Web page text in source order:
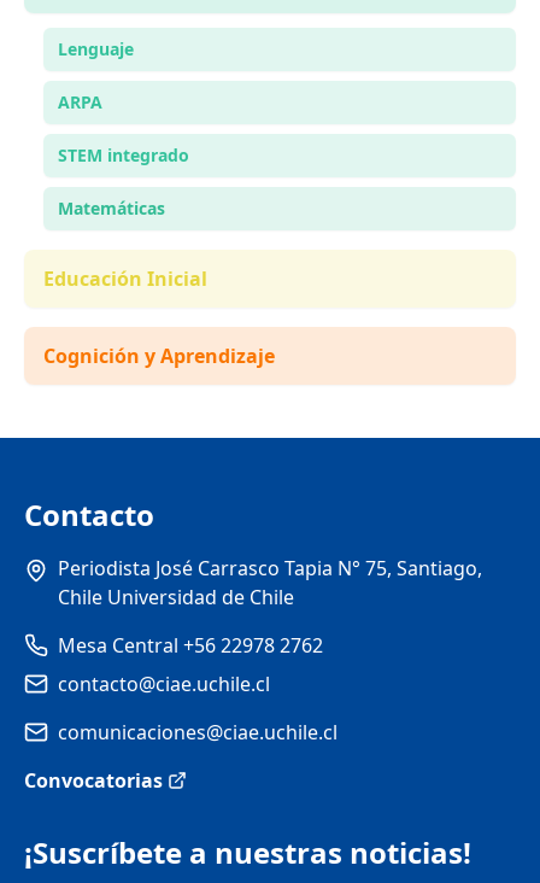
Lenguaje
ARPA
STEM integrado
Matemáticas
Educación Inicial
Cognición y Aprendizaje
Contacto
Periodista José Carrasco Tapia N° 75, Santiago,
Chile Universidad de Chile
Mesa Central +56 22978 2762
contacto@ciae.uchile.cl
comunicaciones@ciae.uchile.cl
Convocatorias
¡Suscríbete a nuestras noticias!